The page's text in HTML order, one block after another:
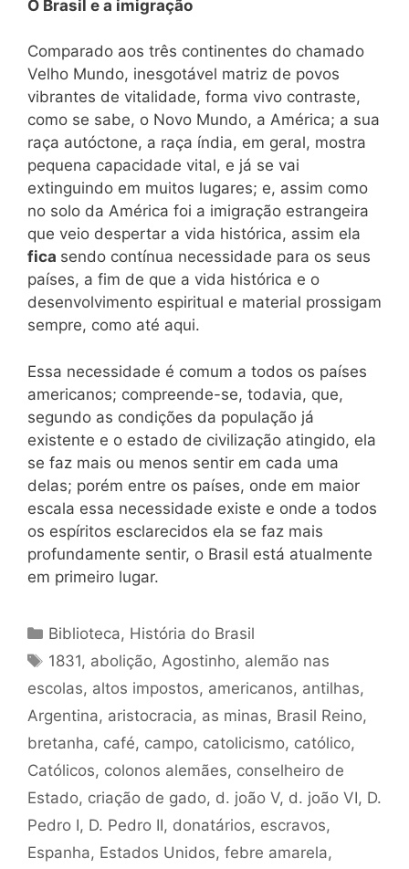
O Brasil e a imigração
Comparado aos três continentes do chamado
Velho Mundo, inesgotável matriz de povos
vibrantes de vitalidade, forma vivo contraste,
como se sabe, o Novo Mundo, a América; a sua
raça autóctone, a raça índia, em geral, mostra
pequena capacidade vital, e já se vai
extinguindo em muitos lugares; e, assim como
no solo da América foi a imigração estrangeira
que veio despertar a vida histórica, assim ela
fica sendo contínua necessidade para os seus
países, a fim de que a vida histórica e o
desenvolvimento espiritual e material prossigam
sempre, como até aqui.
Essa necessidade é comum a todos os países
americanos; compreende-se, todavia, que,
segundo as condições da população já
existente e o estado de civilização atingido, ela
se faz mais ou menos sentir em cada uma
delas; porém entre os países, onde em maior
escala essa necessidade existe e onde a todos
os espíritos esclarecidos ela se faz mais
profundamente sentir, o Brasil está atualmente
em primeiro lugar.
Categorias
Biblioteca, História do Brasil
Tags
1831, abolição, Agostinho, alemão nas
escolas, altos impostos, americanos, antilhas,
Argentina, aristocracia, as minas, Brasil Reino,
bretanha, café, campo, catolicismo, católico,
Católicos, colonos alemães, conselheiro de
Estado, criação de gado, d. joão V, d. joão VI, D.
Pedro I, D. Pedro II, donatários, escravos,
Espanha, Estados Unidos, febre amarela,